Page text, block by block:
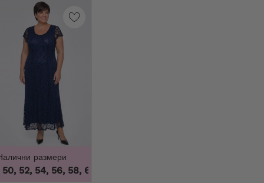
размери
52, 54, 56, 58, 60